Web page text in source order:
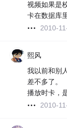
视频如果是
卡在数据库
2010-
熙风
我以前和别
差不多了。
播放时卡，
2010-